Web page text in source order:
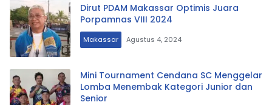
Dirut PDAM Makassar Optimis Juara
Porpamnas VIII 2024
Makassar Agustus 4, 2024
Mini Tournament Cendana SC Menggelar
Lomba Menembak Kategori Junior dan
Senior